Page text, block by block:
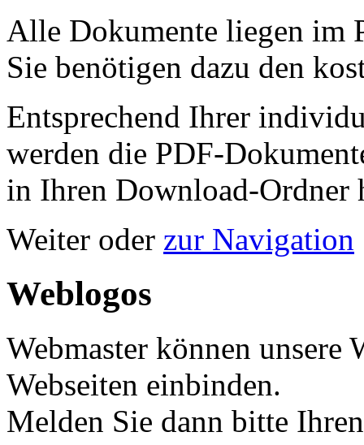
Alle Dokumente liegen im
Sie benötigen dazu den
Entsprechend Ihrer
werden die PDF-
in Ihren Download-Ordner
Weiter oder zur Navigation
Weblogos
Webmaster können unsere
Webseiten einbinden.
Melden Sie dann bitte